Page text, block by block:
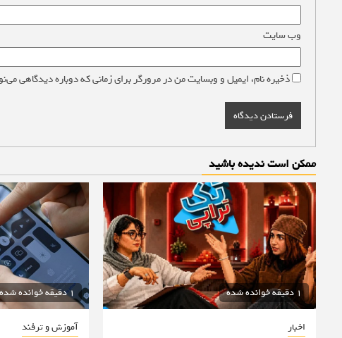
وب‌ سایت
ذخیره نام، ایمیل و وبسایت من در مرورگر برای زمانی که دوباره دیدگاهی
ممکن است ندیده باشید
1 دقیقه خوانده شده
اخبار
1 دقیقه خوانده شده
آموزش و ترفند